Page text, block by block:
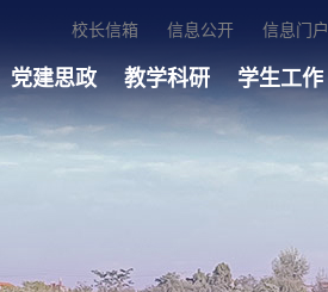
党建思政 教学科研 学生工作
校长信箱 信息公开 信息门户